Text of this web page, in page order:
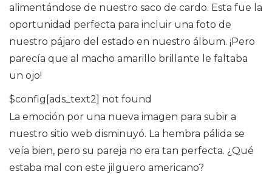
alimentándose de nuestro saco de cardo. Esta fue la
oportunidad perfecta para incluir una foto de
nuestro pájaro del estado en nuestro álbum. ¡Pero
parecía que al macho amarillo brillante le faltaba
un ojo!
$config[ads_text2] not found
La emoción por una nueva imagen para subir a
nuestro sitio web disminuyó. La hembra pálida se
veía bien, pero su pareja no era tan perfecta. ¿Qué
estaba mal con este jilguero americano?